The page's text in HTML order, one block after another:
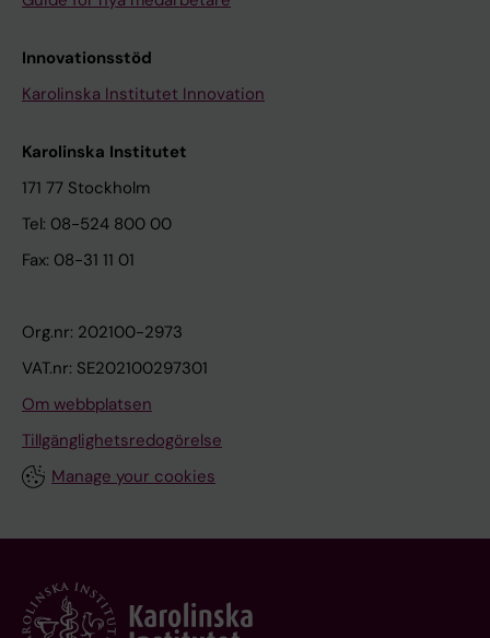
Innovationsstöd
Karolinska Institutet Innovation
Karolinska Institutet
171 77 Stockholm
Tel: 08-524 800 00
Fax: 08-31 11 01
Org.nr: 202100-2973
VAT.nr: SE202100297301
Om webbplatsen
Tillgänglighetsredogörelse
Manage your cookies